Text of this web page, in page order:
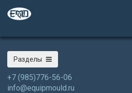
Разделы
+7 (985)776-56-06
info@equipmould.ru